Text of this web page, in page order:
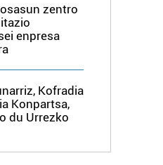
zentro
enpresa
Kofradia
Konpartsa,
du Urrezko